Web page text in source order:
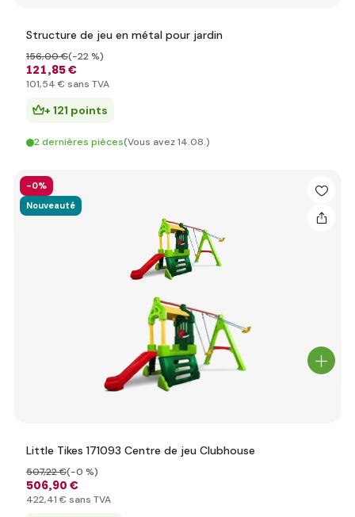
Structure de jeu en métal pour jardin
121,85 €
156,00 €(-22 %)
101,54 € sans TVA
+ 121 points
2 dernières pièces(Vous avez 14.08.)
-0%
Nouveauté
Little Tikes 171093 Centre de jeu Clubhouse
506,90 €
507,22 €(-0 %)
422,41 € sans TVA